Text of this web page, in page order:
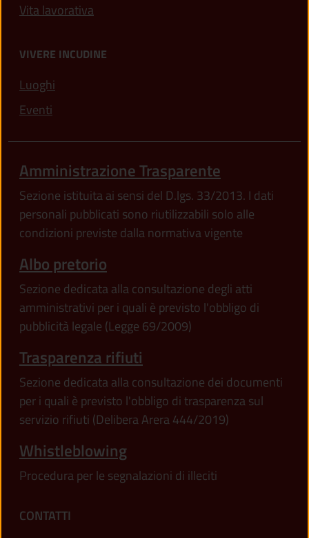
Vita lavorativa
VIVERE INCUDINE
Luoghi
Eventi
Amministrazione Trasparente
Sezione istituita ai sensi del D.lgs. 33/2013. I dati
personali pubblicati sono riutilizzabili solo alle
condizioni previste dalla normativa vigente
Albo pretorio
Sezione dedicata alla consultazione degli atti
amministrativi per i quali è previsto l'obbligo di
pubblicità legale (Legge 69/2009)
Trasparenza rifiuti
Sezione dedicata alla consultazione dei documenti
per i quali è previsto l'obbligo di trasparenza sul
servizio rifiuti (Delibera Arera 444/2019)
Whistleblowing
Procedura per le segnalazioni di illeciti
CONTATTI